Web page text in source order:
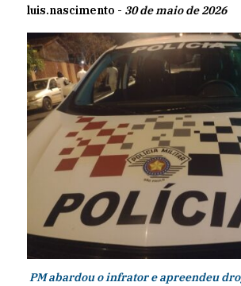
luis.nascimento - 30 de maio de 2026
PM abardou o infrator e apreendeu